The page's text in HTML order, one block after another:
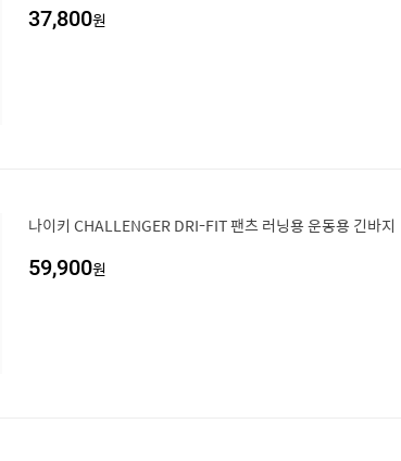
37,800원
나이키 CHALLENGER DRI-FIT 팬츠 러닝용 운동용 긴바지
59,900원